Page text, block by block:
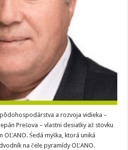
a rozvoja vidieka –
Prešova – vlastni desiatky až stovku
OĽANO. Śedá myška, ktorá uniká
na čele pyramídy OĽANO.